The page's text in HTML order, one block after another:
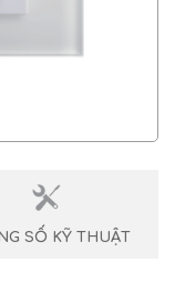
SỐ KỸ THUẬT